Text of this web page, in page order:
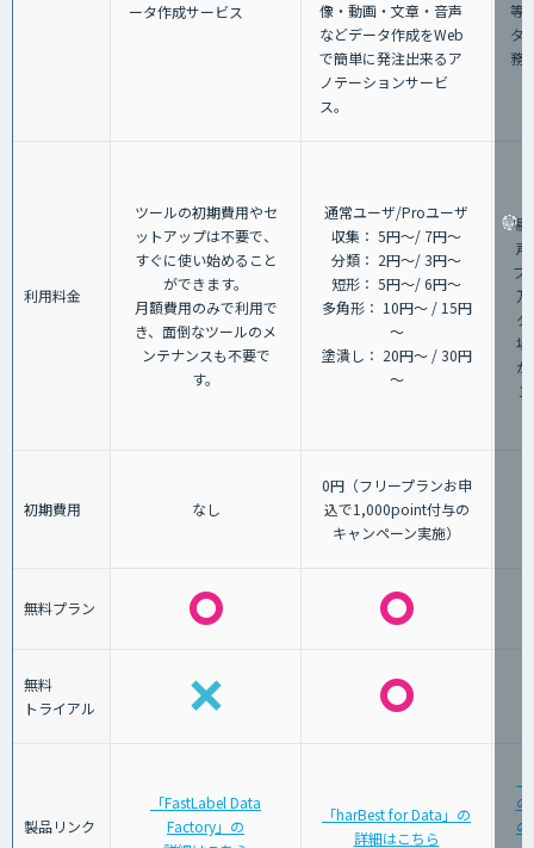
ータ作成サービス
像・動画・文章・音声
などデータ作成をWeb
で簡単に発注出来るア
ノテーションサービ
ス。
等
タ
務
利用料金
ツールの初期費用やセ
ットアップは不要で、
すぐに使い始めること
ができます。
月額費用のみで利用で
き、面倒なツールのメ
ンテナンスも不要で
す。
通常ユーザ/Proユーザ
収集： 5円～/ 7円～
分類： 2円～/ 3円～
短形： 5円～/ 6円～
多角形： 10円～ / 15円
～
塗潰し： 20円～ / 30円
～
場
声
プ
場
初期費用 なし
0円（フリープランお申
込で1,000point付与の
キャンペーン実施）
無料プラン
無料
トライアル
製品リンク
「FastLabel Data
Factory」の
「harBest for Data」の
詳細はこちら